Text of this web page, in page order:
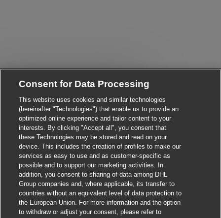
Consent for Data Processing
This website uses cookies and similar technologies
(hereinafter "Technologies") that enable us to provide an
optimized online experience and tailor content to your
interests. By clicking "Accept all", you consent that
these Technologies may be stored and read on your
device. This includes the creation of profiles to make our
services as easy to use and as customer-specific as
possible and to support our marketing activities. In
addition, you consent to sharing of data among DHL
Group companies and, where applicable, its transfer to
countries without an equivalent level of data protection to
the European Union. For more information and the option
to withdraw or adjust your consent, please refer to
Are you interested in this job? Close chatbot
I'm interested Find similar jobs